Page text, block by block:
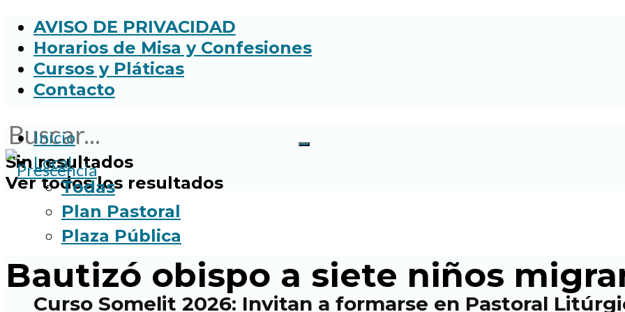
AVISO DE PRIVACIDAD
Horarios de Misa y Confesiones
Cursos y Pláticas
Contacto
Sin resultados
Ver todos los resultados
Inicio
Local
Todas
Plan Pastoral
Plaza Pública
Curso Somelit 2026: Invitan a formarse en Pastoral
Bautizó obispo a siete niños